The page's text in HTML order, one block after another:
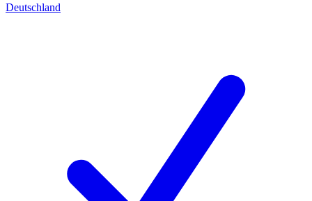
Deutschland